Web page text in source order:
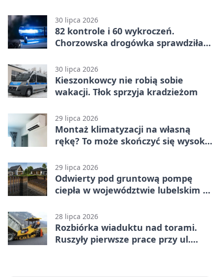
30 lipca 2026
82 kontrole i 60 wykroczeń.
Chorzowska drogówka sprawdziła
30 lipca 2026
Kieszonkowcy nie robią sobie
wakacji. Tłok sprzyja kradzieżom
29 lipca 2026
Montaż klimatyzacji na własną
rękę? To może skończyć się wysoką
29 lipca 2026
Odwierty pod gruntową pompę
ciepła w województwie lubelskim -
28 lipca 2026
Rozbiórka wiaduktu nad torami.
Ruszyły pierwsze prace przy ul.